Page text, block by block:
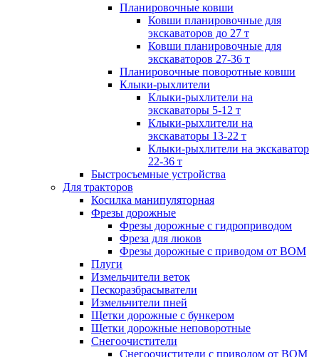
Планировочные ковши
Ковши планировочные для
экскаваторов до 27 т
Ковши планировочные для
экскаваторов 27-36 т
Планировочные поворотные ковши
Клыки-рыхлители
Клыки-рыхлители на
экскаваторы 5-12 т
Клыки-рыхлители на
экскаваторы 13-22 т
Клыки-рыхлители на экскаватор
22-36 т
Быстросъемные устройства
Для тракторов
Косилка манипуляторная
Фрезы дорожные
Фрезы дорожные с гидроприводом
Фреза для люков
Фрезы дорожные с приводом от ВОМ
Плуги
Измельчители веток
Пескоразбрасыватели
Измельчители пней
Щетки дорожные с бункером
Щетки дорожные неповоротные
Снегоочистители
Снегоочистители с приводом от ВОМ